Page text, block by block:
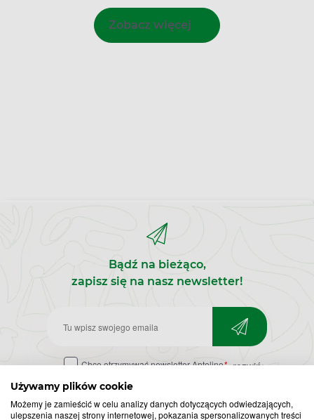
Używamy plików cookie
Możemy je zamieścić w celu analizy danych dotyczących odwiedzających,
ulepszenia naszej strony internetowej, pokazania spersonalizowanych treści
Zobacz więcej
Bądź na bieżąco,
zapisz się na nasz newsletter!
Zapisz
do
newslettera
Chcę otrzymywać newsletter Apteline* rozwiń>